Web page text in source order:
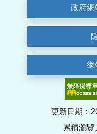
政府網
網
更新日期：
累積瀏